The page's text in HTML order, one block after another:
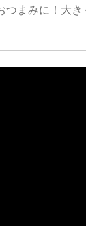
つまみに！大